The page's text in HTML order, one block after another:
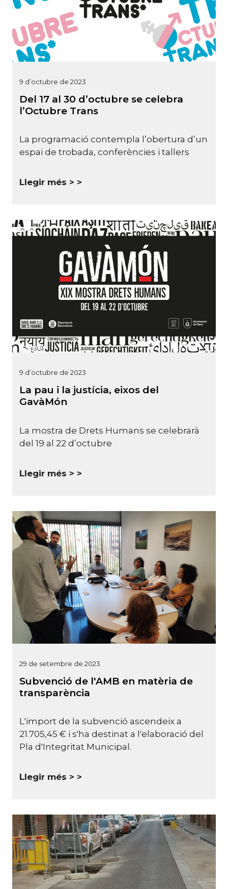
9 d’octubre de 2023
Del 17 al 30 d’octubre se celebra
l’Octubre Trans
La programació contempla l’obertura d’un
espai de trobada, conferències i tallers
Llegir més >
9 d’octubre de 2023
La pau i la justícia, eixos del
GavàMón
La mostra de Drets Humans se celebrarà
del 19 al 22 d’octubre
Llegir més >
29 de setembre de 2023
Subvenció de l'AMB en matèria de
transparència
L'import de la subvenció ascendeix a
21.705,45 € i s'ha destinat a l'elaboració del
Pla d'Integritat Municipal.
Llegir més >